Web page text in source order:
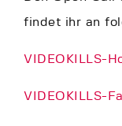
findet ihr an
VIDEOKILLS-
VIDEOKILLS-